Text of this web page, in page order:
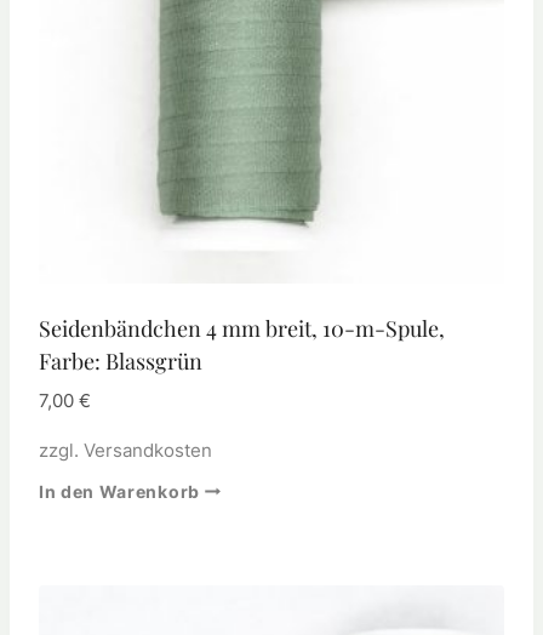
Seidenbändchen 4 mm breit, 10-m-Spule,
Farbe: Blassgrün
7,00 €
zzgl. Versandkosten
In den Warenkorb